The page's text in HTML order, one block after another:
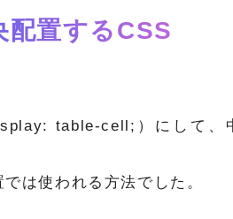
配置するCSS
table-cell;）にして、
は使われる方法でした。